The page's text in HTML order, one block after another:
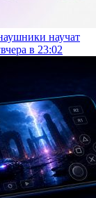
научат
вчера в 23:02